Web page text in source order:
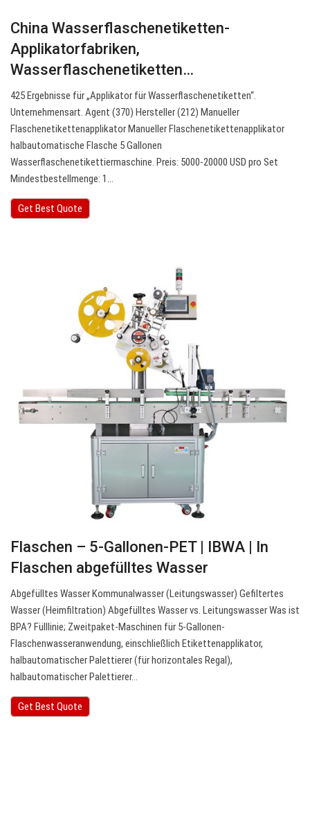
China Wasserflaschenetiketten-
Applikatorfabriken,
Wasserflaschenetiketten…
425 Ergebnisse für „Applikator für Wasserflaschenetiketten“.
Unternehmensart. Agent (370) Hersteller (212) Manueller
Flaschenetikettenapplikator Manueller Flaschenetikettenapplikator
halbautomatische Flasche 5 Gallonen
Wasserflaschenetikettiermaschine. Preis: 5000-20000 USD pro Set
Mindestbestellmenge: 1…
Get Best Quote
Flaschen – 5-Gallonen-PET | IBWA | In
Flaschen abgefülltes Wasser
Abgefülltes Wasser Kommunalwasser (Leitungswasser) Gefiltertes
Wasser (Heimfiltration) Abgefülltes Wasser vs. Leitungswasser Was ist
BPA? Fülllinie; Zweitpaket-Maschinen für 5-Gallonen-
Flaschenwasseranwendung, einschließlich Etikettenapplikator,
halbautomatischer Palettierer (für horizontales Regal),
halbautomatischer Palettierer…
Get Best Quote